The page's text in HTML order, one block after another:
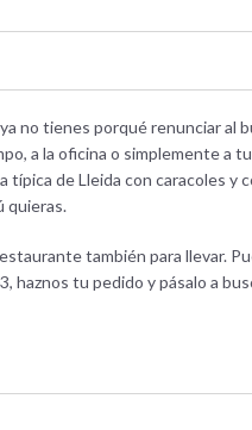
no tienes porqué renunciar al
a la oficina o simplemente a
típica de Lleida con caracoles
quieras.
también para llevar.
haznos tu pedido y pásalo a